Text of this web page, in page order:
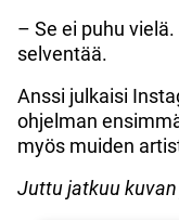
– Se ei puhu
selventää.
Anssi julkaisi
ohjelman
myös muiden
Juttu jatkuu kuvan